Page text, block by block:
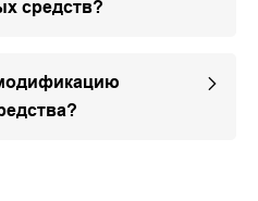
средств?